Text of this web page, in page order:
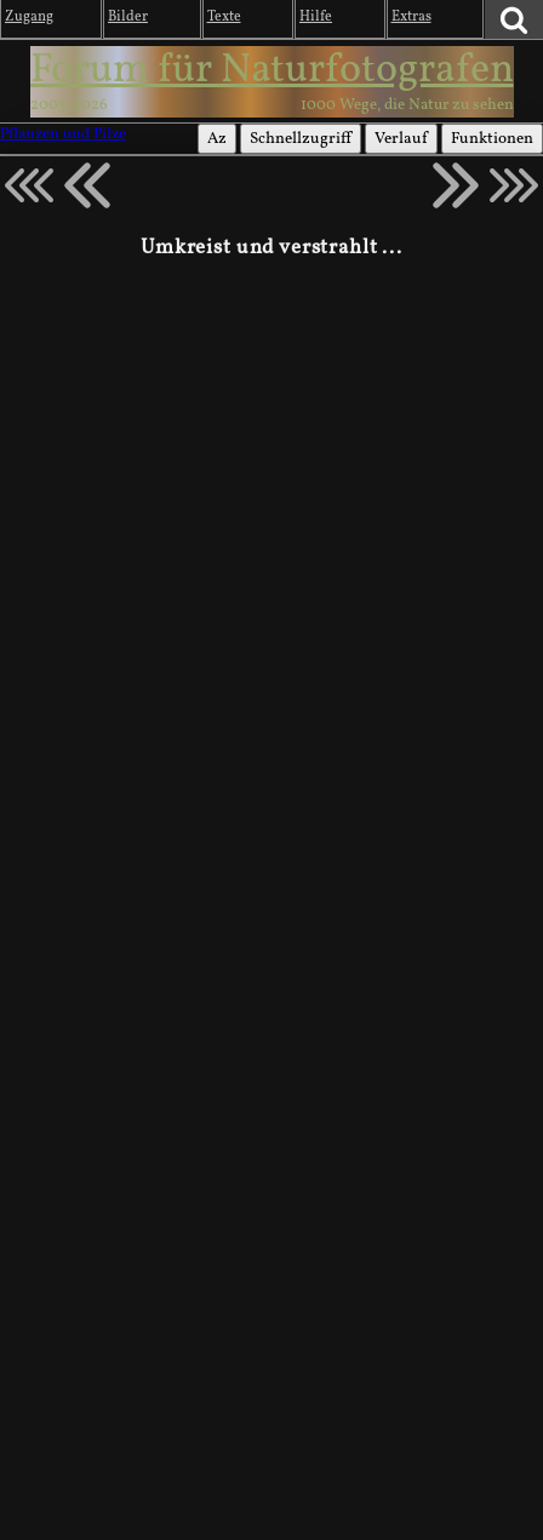
Zugang Bilder Texte Hilfe Extras
Forum für Naturfotografen
2003-2026
1000 Wege, die Natur zu sehen
Pflanzen und Pilze
Az Schnellzugriff Verlauf Funktionen
Umkreist und verstrahlt ...